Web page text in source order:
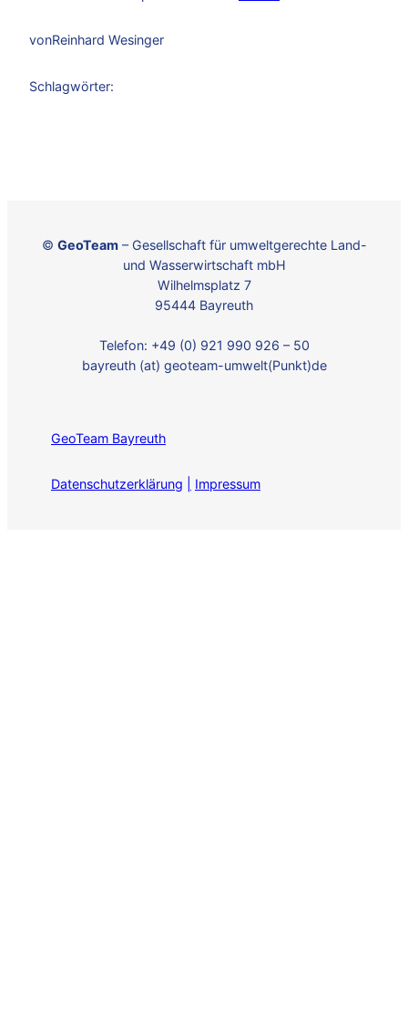
vonReinhard Wesinger
Schlagwörter:
© GeoTeam– Gesellschaft für umweltgerechte Land-
und Wasserwirtschaft mbH
Wilhelmsplatz 7
95444 Bayreuth
Telefon: +49 (0) 921 990 926 – 50
bayreuth (at) geoteam-umwelt(Punkt)de
GeoTeam Bayreuth
Datenschutzerklärung Impressum